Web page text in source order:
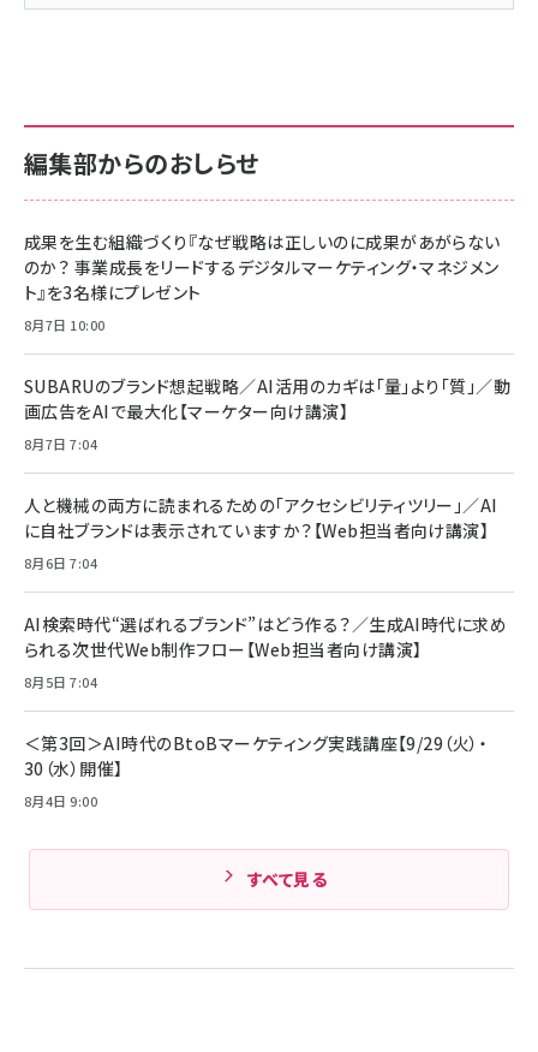
編集部からのおしらせ
成果を生む組織づくり『なぜ戦略は正しいのに成果があがらない
のか？ 事業成長をリードするデジタルマーケティング・マネジメン
ト』を3名様にプレゼント
8月7日 10:00
SUBARUのブランド想起戦略／AI活用のカギは「量」より「質」／動
画広告をAIで最大化【マーケター向け講演】
8月7日 7:04
人と機械の両方に読まれるための「アクセシビリティツリー」／AI
に自社ブランドは表示されていますか？【Web担当者向け講演】
8月6日 7:04
AI検索時代“選ばれるブランド”はどう作る？／生成AI時代に求め
られる次世代Web制作フロー【Web担当者向け講演】
8月5日 7:04
＜第3回＞AI時代のBtoBマーケティング実践講座【9/29（火）・
30（水）開催】
8月4日 9:00
すべて見る